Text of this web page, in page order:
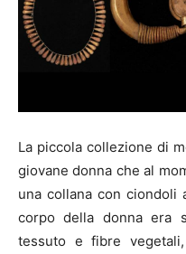
La piccola collezione di
giovane donna che al
una collana con
corpo della donna era
tessuto e fibre